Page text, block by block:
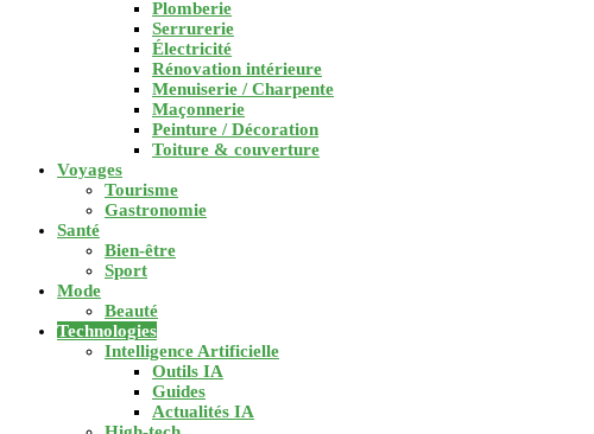
Plomberie
Serrurerie
Électricité
Rénovation intérieure
Menuiserie / Charpente
Maçonnerie
Peinture / Décoration
Toiture & couverture
Voyages
Tourisme
Gastronomie
Santé
Bien-être
Sport
Mode
Beauté
Technologies
Intelligence Artificielle
Outils IA
Guides
Actualités IA